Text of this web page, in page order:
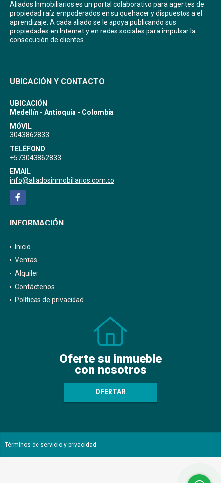
Aliados Inmobiliarios es un portal colaborativo para agentes de
propiedad raíz empoderados en su quehacer y dispuestos a el
aprendizaje. A cada aliado se le apoya publicando sus
propiedades en Internet y en redes sociales para impulsar la
consecución de clientes.
UBICACIÓN Y CONTACTO
UBICACIÓN
Medellín - Antioquia - Colombia
MÓVIL
3043862833
TELÉFONO
+573043862833
EMAIL
info@aliadosinmobiliarios.com.co
Facebook
INFORMACIÓN
Inicio
Ventas
Alquiler
Contáctenos
Políticas de privacidad
Oferte su inmueble
con nosotros
OFERTAR
Términos de servicio y privacidad